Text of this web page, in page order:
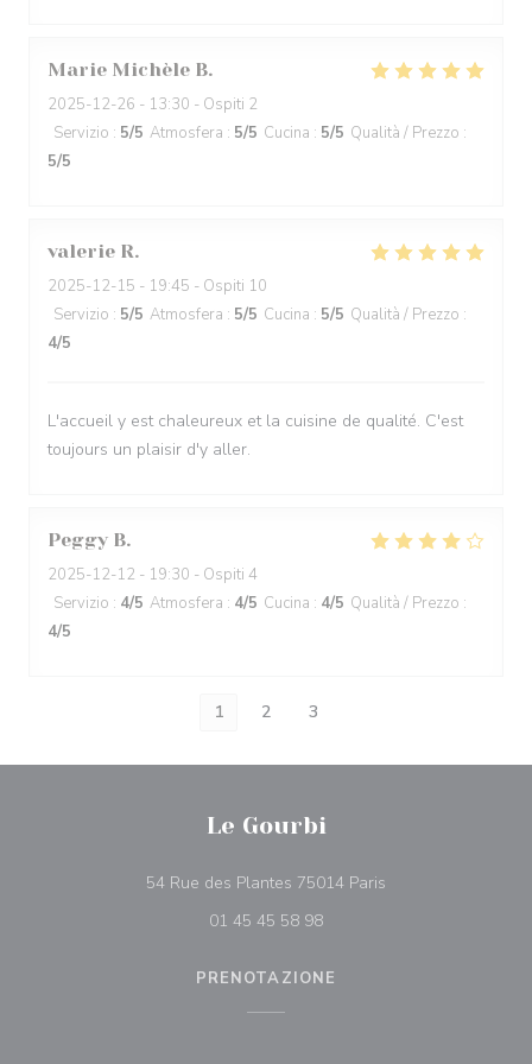
Marie Michèle B
2025-12-26 - 13:30 - Ospiti 2
Servizio : 5/5 Atmosfera : 5/5 Cucina : 5/5 Qualità / Prezzo :
5/5
valerie R
2025-12-15 - 19:45 - Ospiti 10
Servizio : 5/5 Atmosfera : 5/5 Cucina : 5/5 Qualità / Prezzo :
4/5
L'accueil y est chaleureux et la cuisine de qualité. C'est
toujours un plaisir d'y aller.
Peggy B
2025-12-12 - 19:30 - Ospiti 4
Servizio : 4/5 Atmosfera : 4/5 Cucina : 4/5 Qualità / Prezzo :
4/5
1 2 3
Le Gourbi
54 Rue des Plantes 75014 Paris
01 45 45 58 98
PRENOTAZIONE